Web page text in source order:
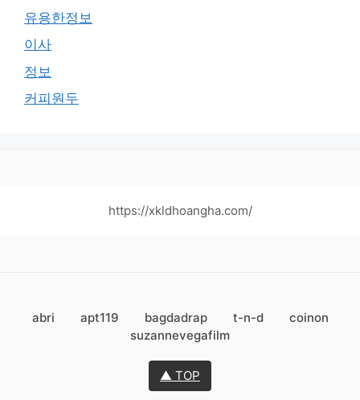
유용한정보
이사
정보
커피원두
https://xkldhoangha.com/
abri apt119 bagdadrap t-n-d
coinon
suzannevegafilm
▲ TOP